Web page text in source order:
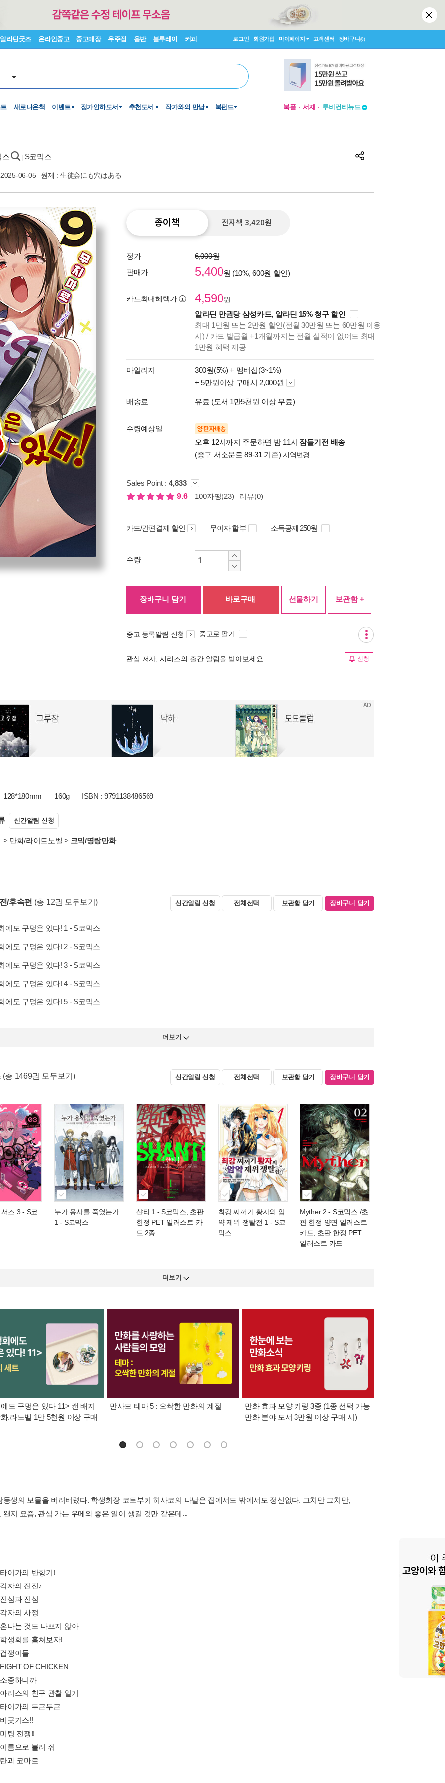
알라딘굿즈 온라인중고 중고매장 우주점 음반 블루레이 커피 로그인 회원가입 마이페이지 고객센터 장바구니(0)
새로나온책 이벤트 정가인하도서 추천도서 작가와의 만남 북펀드 북플 서재
투비컨티뉴드
스 S코믹스
2025-06-05 원제 : 生徒会にも穴はある
종이책 전자책 3,420원
정가
6,000원
판매가
5,400원 (10%, 600원 할인)
카드최대혜택가 4,590원
알라딘 만권당 삼성카드, 알라딘 15% 청구 할인
최대 1만원 또는 2만원 할인(전월 30만원 또는 60만원 이용
시) / 카드 발급월 +1개월까지는 전월 실적이 없어도 최대
1만원 혜택 제공
마일리지 300원(5%) + 멤버십(3~1%)
+ 5만원이상 구매시 2,000원
배송료 유료 (도서 1만5천원 이상 무료)
수령예상일 양탄자배송
오후 12시까지 주문하면 밤 11시 잠들기전 배송
(중구 서소문로 89-31 기준) 지역변경
Sales Point : 4,833
9.6
100자평(23) 리뷰(0)
카드/간편결제 할인 무이자 할부 소득공제 250원
수량
장바구니 담기 바로구매 선물하기 보관함 +
중고 등록알림 신청 중고로 팔기
관심 저자, 시리즈의 출간 알림을 받아보세요 신청
128*180mm 160g ISBN : 9791138486569
신간알림 신청
> 만화/라이트노벨 > 코믹/명랑만화
/후속편 (총 12권 모두보기) 신간알림 신청 전체선택 보관함 담기 장바구니 담기
에도 구멍은 있다! 1 - S코믹스
에도 구멍은 있다! 2 - S코믹스
에도 구멍은 있다! 3 - S코믹스
에도 구멍은 있다! 4 - S코믹스
에도 구멍은 있다! 5 - S코믹스
더보기
(총 1469권 모두보기) 신간알림 신청 전체선택 보관함 담기 장바구니 담기
즈 3 - S코
누가 용사를 죽였는가
1 - S코믹스
샨티 1 - S코믹스, 초판
한정 PET 일러스트 카
드 2종
최강 찌꺼기 황자의 암
약 제위 쟁탈전 1 - S코
믹스
Myther 2 - S코믹스 /초
판 한정 양면 일러스트
카드, 초판 한정 PET
일러스트 카드
더보기
도 구멍은 있다 11> 캔 배지
.라노벨 1만 5천원 이상 구매
만사모 테마 5 : 오싹한 만화의 계절
만화 효과 모양 키링 3종 (1종 선택 가능,
만화 분야 도서 3만원 이상 구매 시)
동생의 보물을 버려버렸다. 학생회장 코토부키 히사코의 나날은 집에서도 밖에서도 정신없다. 그치만 그치만,
왠지 요즘, 관심 가는 우메와 좋은 일이 생길 것만 같은데...
이가의 반항기!
자의 전진♪
심과 진심
자의 사정
나는 것도 나쁘지 않아
생회를 훔쳐보자!
쟁이들
OF CHICKEN
중하니까
리스의 친구 관찰 일기
이가의 두근두근
긋기스!!
팅 전쟁!!
름으로 불러 줘
과 코마로